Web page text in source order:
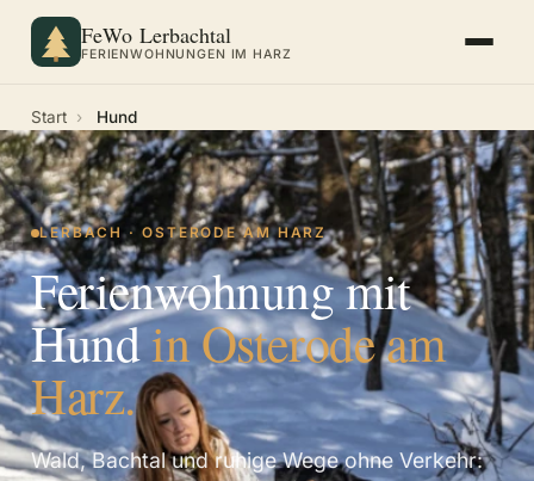
FeWo Lerbachtal
FERIENWOHNUNGEN IM HARZ
Start › Hund
LERBACH · OSTERODE AM HARZ
Ferienwohnung mit
Hundin Osterode am
Harz.
Wald, Bachtal und ruhige Wege ohne Verkehr: